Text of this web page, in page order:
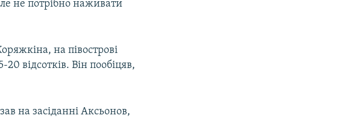
не потрібно наживати
на півострові
відсотків. Він пообіцяв,
на засіданні Аксьонов,